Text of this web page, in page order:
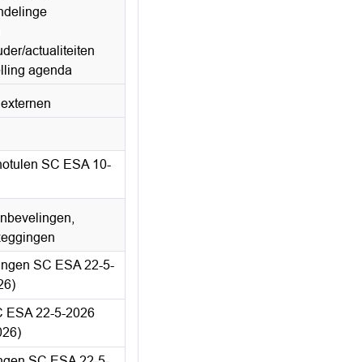
actualiteiten
agenda
SC ESA 10-
SC ESA 22-5-
ESA 22-5-2026